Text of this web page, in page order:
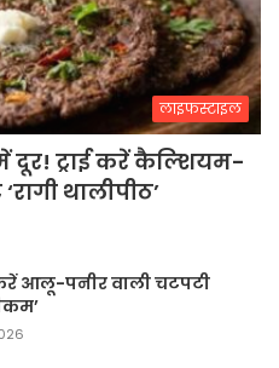
लाइफस्टाइल
दूर! ट्राई करें कैल्शियम-
थालीपीठ’
आलू-पनीर वाली चटपटी